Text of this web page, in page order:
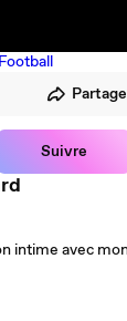
Suivre
intime avec